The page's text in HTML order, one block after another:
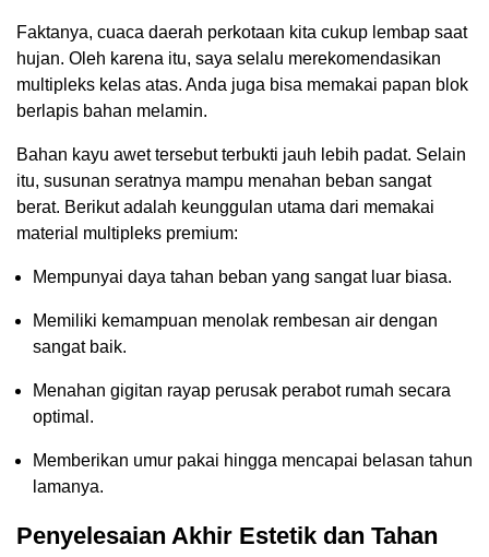
Faktanya, cuaca daerah perkotaan kita cukup lembap saat
hujan. Oleh karena itu, saya selalu merekomendasikan
multipleks kelas atas. Anda juga bisa memakai papan blok
berlapis bahan melamin.
Bahan kayu awet tersebut terbukti jauh lebih padat. Selain
itu, susunan seratnya mampu menahan beban sangat
berat. Berikut adalah keunggulan utama dari memakai
material multipleks premium:
Mempunyai daya tahan beban yang sangat luar biasa.
Memiliki kemampuan menolak rembesan air dengan
sangat baik.
Menahan gigitan rayap perusak perabot rumah secara
optimal.
Memberikan umur pakai hingga mencapai belasan tahun
lamanya.
Penyelesaian Akhir Estetik dan Tahan